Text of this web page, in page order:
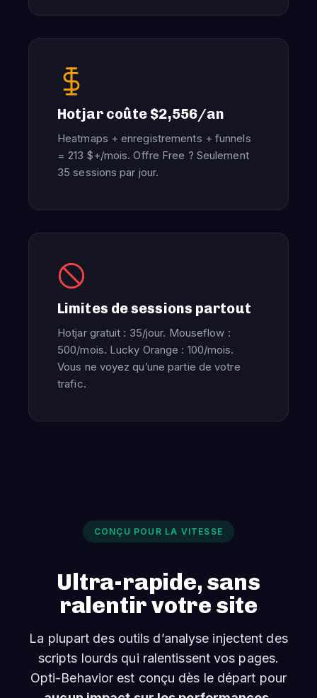
Hotjar coûte $2,556/an
Heatmaps + enregistrements + funnels
= 213 $+/mois. Offre Free ? Seulement
35 sessions par jour.
Limites de sessions partout
Hotjar gratuit : 35/jour. Mouseflow :
500/mois. Lucky Orange : 100/mois.
Vous ne voyez qu’une partie de votre
trafic.
CONÇU POUR LA VITESSE
Ultra-rapide, sans
ralentir votre site
La plupart des outils d’analyse injectent des
scripts lourds qui ralentissent vos pages.
Opti-Behavior est conçu dès le départ pour